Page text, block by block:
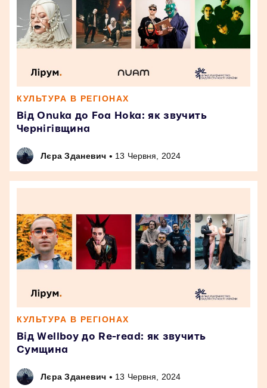
КУЛЬТУРА В РЕГІОНАХ
Від Onuka до Foa Hoka: як звучить
Чернігівщина
Лєра Зданевич • 13 Червня, 2024
КУЛЬТУРА В РЕГІОНАХ
Від Wellboy до Re-read: як звучить
Сумщина
Лєра Зданевич • 13 Червня, 2024